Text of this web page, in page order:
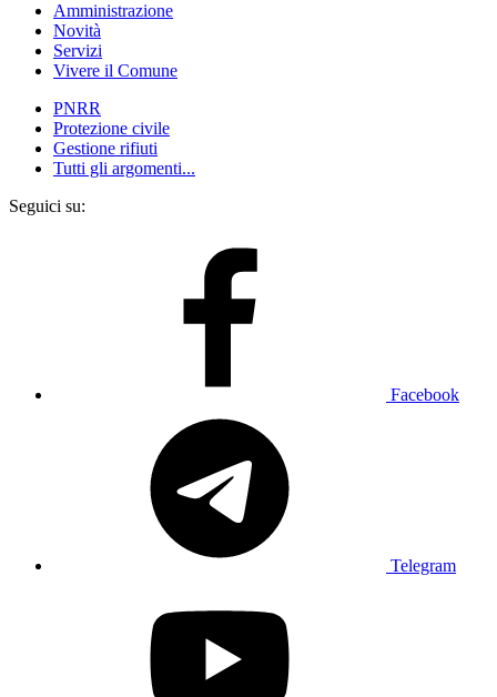
Amministrazione
Novità
Servizi
Vivere il Comune
PNRR
Protezione civile
Gestione rifiuti
Tutti gli argomenti...
Seguici su:
Facebook
Telegram